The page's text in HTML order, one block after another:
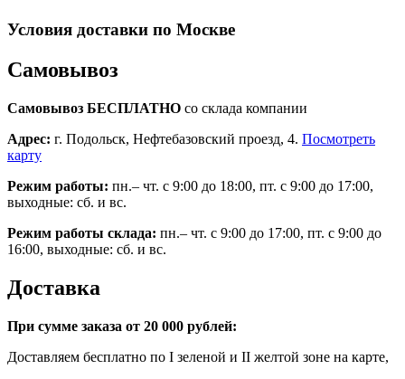
Условия доставки по Москве
Самовывоз
Самовывоз БЕСПЛАТНО со склада компании
Адрес: г. Подольск, Нефтебазовский проезд, 4. Посмотреть
карту
Режим работы: пн.– чт. с 9:00 до 18:00, пт. с 9:00 до 17:00,
выходные: сб. и вс.
Режим работы склада: пн.– чт. с 9:00 до 17:00, пт. с 9:00 до
16:00, выходные: сб. и вс.
Доставка
При сумме заказа от 20 000 рублей:
Доставляем бесплатно по I зеленой и II желтой зоне на карте,